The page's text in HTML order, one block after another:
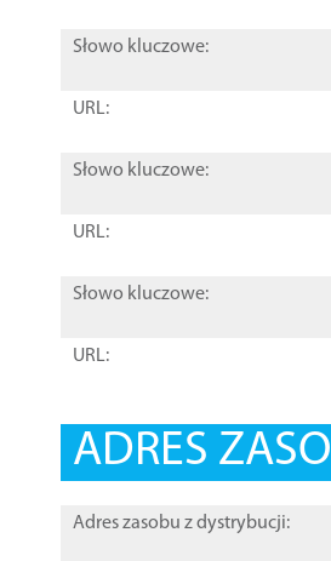
Słowo kluczowe:
URL:
Słowo kluczowe:
URL:
Słowo kluczowe:
URL:
ADRES
Adres zasobu z dystrybucji: